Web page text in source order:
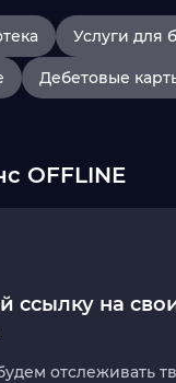
Услуги для
Дебетовые
OFFLINE
ссылку на
отслеживать